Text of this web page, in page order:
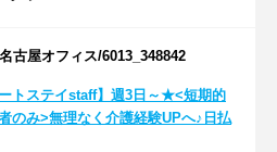
古屋オフィス/6013_348842
ートステイstaff】週3日～★<短期的
のみ>無理なく介護経験UPへ♪日払